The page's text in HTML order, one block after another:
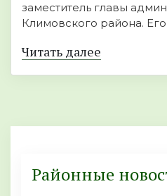
заместитель главы
Климовского района. Его
Читать далее
Районные